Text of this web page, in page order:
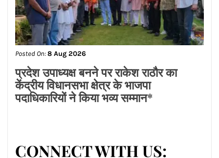
Posted On:8 Aug 2026
ਡਾ.ਐਸ.ਪੀ.ਸਿੰਘ ਓਬਰਾਏ ਦੇ ਯਤਨਾਂ ਸਦਕਾ
ਅਸ਼ੋਕ ਕੁਮਾਰ ਦਾ ਮ੍ਰਿਤਕ ਸਰੀਰ ਗਰੀਸ ਤੋਂ
ਭਾਰਤ ਪਹੁੰਚਿਆ